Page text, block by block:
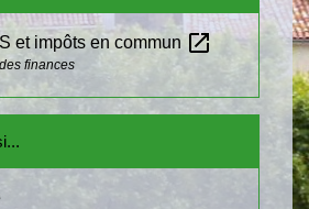
et impôts en commun open_in_new
finances